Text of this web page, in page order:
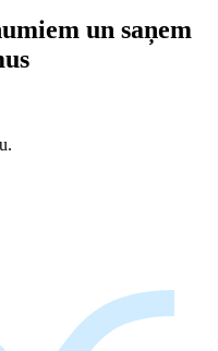
un saņem